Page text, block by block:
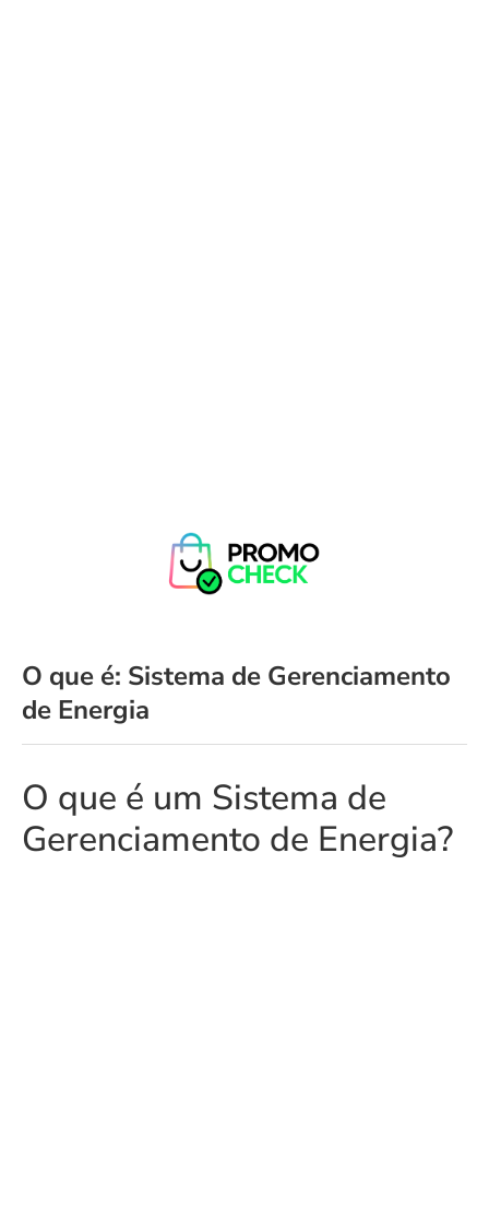
O que é: Sistema de Gerenciamento
de Energia
O que é um Sistema de
Gerenciamento de Energia?